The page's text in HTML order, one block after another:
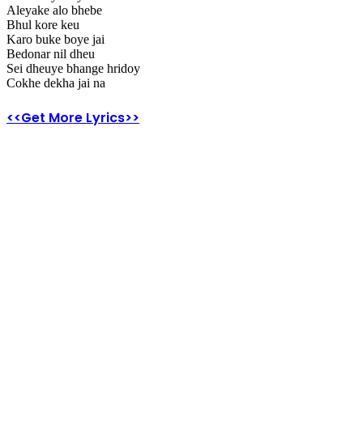
Aleyake alo bhebe
Bhul kore keu
Karo buke boye jai
Bedonar nil dheu
Sei dheuye bhange hridoy
Cokhe dekha jai na
<<Get More Lyrics>>